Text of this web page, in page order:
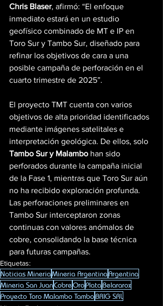
Chris Blaser, afirmó: “El enfoque
inmediato estará en un estudio
geofísico combinado de MT e IP en
Toro Sur y Tambo Sur, diseñado para
refinar los objetivos de cara a una
posible campaña de perforación en el
cuarto trimestre de 2025”.
El proyecto TMT cuenta con varios
objetivos de alta prioridad identificados
mediante imágenes satelitales e
interpretación geológica. De ellos, solo
Tambo Sur y Malambo han sido
perforados durante la campaña inicial
de la Fase 1, mientras que Toro Sur aún
no ha recibido exploración profunda.
Las perforaciones preliminares en
Tambo Sur interceptaron zonas
continuas con valores anómalos de
cobre, consolidando la base técnica
para futuras campañas.
Etiquetas:
Noticias MineriaMineria ArgentinaArgentina
Mineria San JuanCobreOroPlataBelararox
Proyecto Toro Malambo TamboBRIG SRL